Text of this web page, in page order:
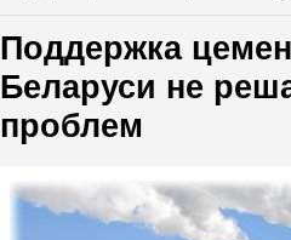
Поддержка
Беларуси не
проблем